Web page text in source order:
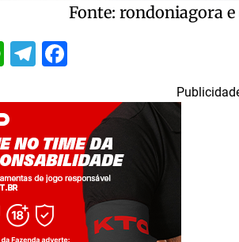
Fonte: rondoniagora
WhatsApp
Telegram